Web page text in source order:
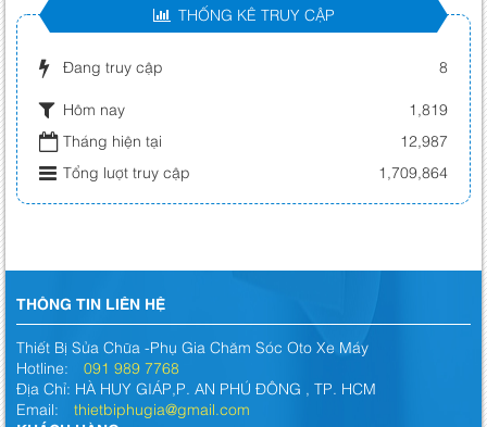
THỐNG KÊ TRUY CẬP
Đang truy cập 8
Hôm nay
1,819
Tháng hiện tại
12,987
Tổng lượt truy cập
1,709,864
THÔNG TIN LIÊN HỆ
Thiết Bị Sửa Chữa -Phụ Gia Chăm Sóc Oto Xe Máy
Hotline: 091 989 7768
Địa Chỉ: HÀ HUY GIÁP,P. AN PHÚ ĐÔNG , TP. HCM
Email: thietbiphugia@gmail.com